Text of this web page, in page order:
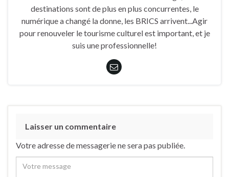
destinations sont de plus en plus concurrentes, le
numérique a changé la donne, les BRICS arrivent...Agir
pour renouveler le tourisme culturel est important, et je
suis une professionnelle!
Laisser un commentaire
Votre adresse de messagerie ne sera pas publiée.